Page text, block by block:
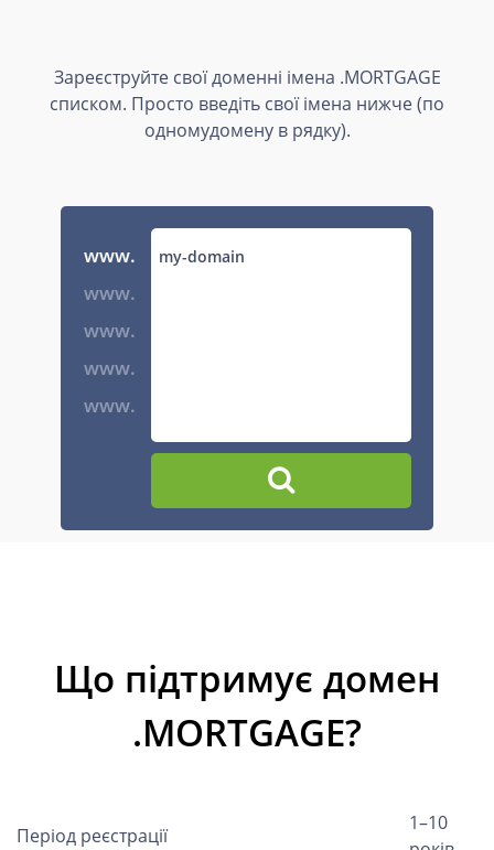
Зареєструйте свої доменні імена .MORTGAGE
списком. Просто введіть свої імена нижче (по
одномудомену в рядку).
www.
www.
www.
www.
www.
Що підтримує домен
.MORTGAGE?
Період реєстрації
1–10